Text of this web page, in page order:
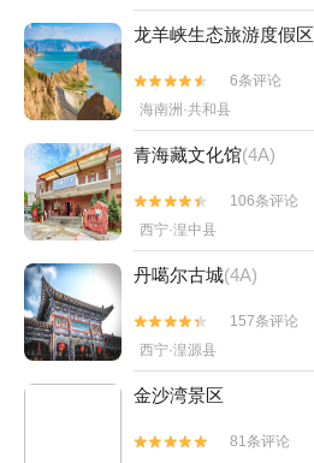
龙羊峡生态旅游度假区


6条评论
海南洲·共和县
青海藏文化馆(4A)


106条评论
西宁·湟中县
丹噶尔古城(4A)


157条评论
西宁·湟源县
金沙湾景区


81条评论